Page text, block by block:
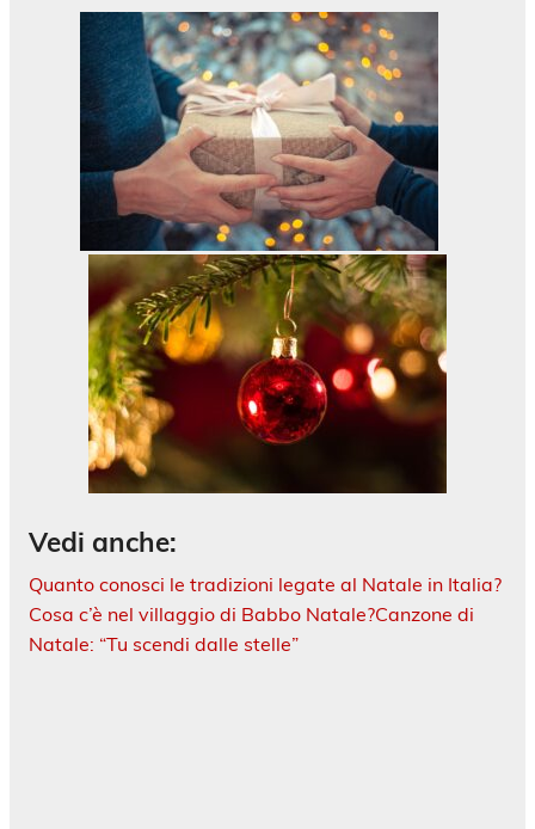
Vedi anche:
Quanto conosci le tradizioni legate al Natale in Italia?
Cosa c’è nel villaggio di Babbo Natale?Canzone di
Natale: “Tu scendi dalle stelle”